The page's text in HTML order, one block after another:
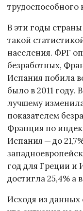
трудоспособного
В эти годы
такой
населения. ФРГ
безработных,
Испания побила
было в 2011 году.
лучшему
показателем
Франция по
Испания ─ до
год для Греции и
достигла 25,4% а
Исходя из данных